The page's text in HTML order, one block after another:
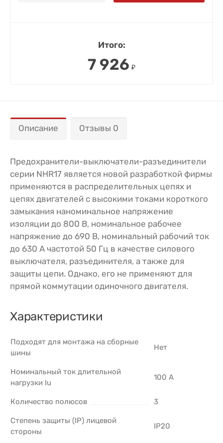
Итого:
7 926 ₽
Описание Отзывы 0
Предохранители-выключатели-разъединители
серии NHR17 является новой разработкой фирмы
применяются в распределительных цепях и
цепях двигателей с высокими токами короткого
замыкания наноминальное напряжение
изоляции до 800 В, номинальное рабочее
напряжение до 690 В, номинальный рабочий ток
до 630 А частотой 50 Гц в качестве силового
выключателя, разъединителя, а также для
защиты цепи. Однако, его не применяют для
прямой коммутации одиночного двигателя.
Характеристики
Подходят для монтажа на сборные
шины
Нет
Номинальный ток длительной
нагрузки Iu
100 А
Количество полюсов 3
Степень защиты (IP) лицевой
стороны
IP20